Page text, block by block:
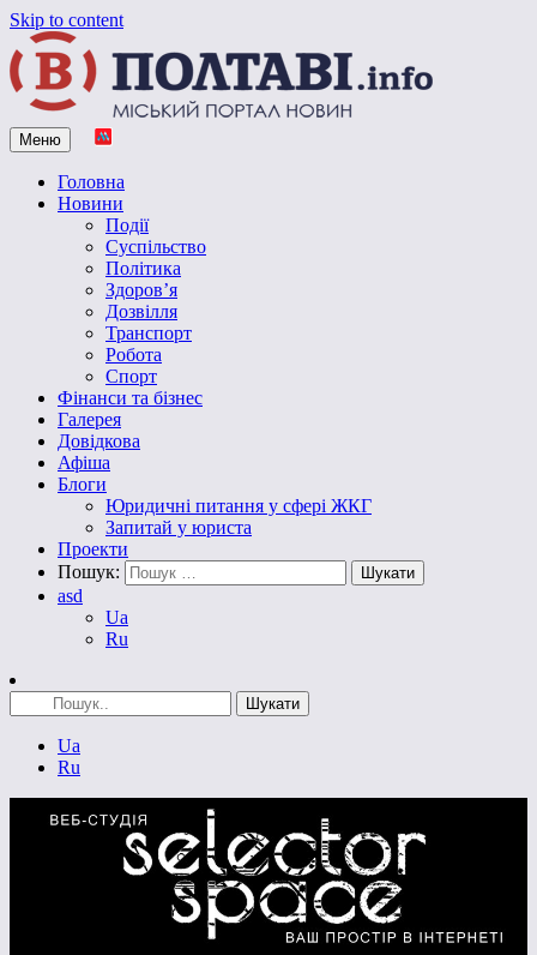
Skip to content
Vpoltave.info
Полтавський портал новин
Меню
Головна
Новини
Події
Суспільство
Політика
Здоров’я
Дозвілля
Транспорт
Робота
Спорт
Фінанси та бізнес
Галерея
Довідкова
Афіша
Блоги
Юридичні питання у сфері ЖКГ
Запитай у юриста
Проекти
Пошук:
asd
Ua
Ru
Ua
Ru